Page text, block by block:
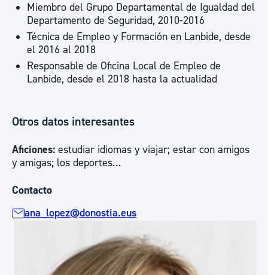
Miembro del Grupo Departamental de Igualdad del
Departamento de Seguridad, 2010-2016
Técnica de Empleo y Formación en Lanbide, desde
el 2016 al 2018
Responsable de Oficina Local de Empleo de
Lanbide, desde el 2018 hasta la actualidad
Otros datos interesantes
Aficiones: estudiar idiomas y viajar; estar con amigos
y amigas; los deportes…
Contacto
ana_lopez@donostia.eus